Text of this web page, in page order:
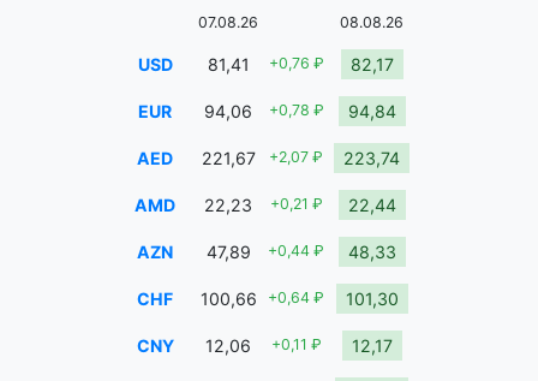
07.08.26
08.08.26
USD 81,41 +0,76 ₽ 82,17
EUR 94,06 +0,78 ₽ 94,84
AED 221,67 +2,07 ₽ 223,74
AMD 22,23 +0,21 ₽ 22,44
AZN 47,89 +0,44 ₽ 48,33
CHF 100,66 +0,64 ₽ 101,30
CNY 12,06 +0,11 ₽ 12,17